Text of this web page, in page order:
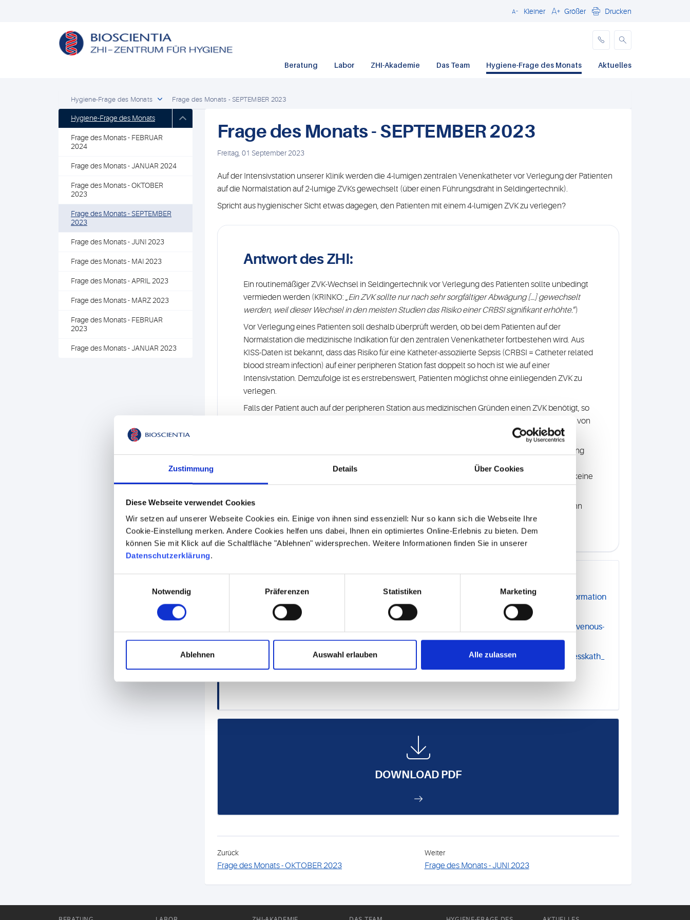
Zustimmung Details Über Cookies
Diese Webseite verwendet Cookies
Wir setzen auf unserer Webseite Cookies ein. Einige von ihnen sind essenziell: Nur so kann sich die Webseite Ihre
Cookie-Einstellung merken. Andere Cookies helfen uns dabei, Ihnen ein optimiertes Online-Erlebnis zu bieten. Dem
können Sie mit Klick auf die Schaltfläche "Ablehnen" widersprechen. Weitere Informationen finden Sie in unserer
Datenschutzerklärung.
Notwendig
Präferenzen Statistiken Marketing
Ablehnen Auswahl erlauben Alle zulassen
Schließen
Kleiner Größer Drucken
Beratung Labor ZHI-Akademie Das Team Hygiene-Frage des Monats Aktuelles
Hygiene-Frage des Monats Frage des Monats - SEPTEMBER 2023
Hygiene-Frage des Monats
Frage des Monats - FEBRUAR
2024
Frage des Monats - JANUAR 2024
Frage des Monats - OKTOBER
2023
Frage des Monats - SEPTEMBER
2023
Frage des Monats - JUNI 2023
Frage des Monats - MAI 2023
Frage des Monats - APRIL 2023
Frage des Monats - MÄRZ 2023
Frage des Monats - FEBRUAR
2023
Frage des Monats - JANUAR 2023
Frage des Monats - SEPTEMBER 2023
Freitag, 01 September 2023
Auf der Intensivstation unserer Klinik werden die 4-lumigen zentralen Venenkatheter vor Verlegung der Patienten
auf die Normalstation auf 2-lumige ZVKs gewechselt (über einen Führungsdraht in Seldingertechnik).
Spricht aus hygienischer Sicht etwas dagegen, den Patienten mit einem 4-lumigen ZVK zu verlegen?
Antwort des ZHI:
Ein routinemäßiger ZVK-Wechsel in Seldingertechnik vor Verlegung des Patienten sollte unbedingt
vermieden werden (KRINKO: „Ein ZVK sollte nur nach sehr sorgfältiger Abwägung […] gewechselt
werden, weil dieser Wechsel in den meisten Studien das Risiko einer CRBSI signifikant erhöhte.“)
Vor Verlegung eines Patienten soll deshalb überprüft werden, ob bei dem Patienten auf der
Normalstation die medizinische Indikation für den zentralen Venenkatheter fortbestehen wird. Aus
KISS-Daten ist bekannt, dass das Risiko für eine Katheter-assoziierte Sepsis (CRBSI = Catheter related
blood stream infection) auf einer peripheren Station fast doppelt so hoch ist wie auf einer
Intensivstation. Demzufolge ist es erstrebenswert, Patienten möglichst ohne einliegenden ZVK zu
verlegen.
Falls der Patient auch auf der peripheren Station aus medizinischen Gründen einen ZVK benötigt, so
soll der im Rahmen der Intensivtherapie eingebrachte ZVK in situ belassen werden, unabhängig von
Die sogenannten „ruhenden“ Lumina eines ZVK können auf der Normalstation mit Kochsalzlösung
geblockt werden. Heparin ist dafür nicht erforderlich, obwohl es früher häufig für diesen Zweck
genutzt wurde. Für den generellen Einsatz antimikrobieller Blocklösungen gibt es laut KRINKO keine
Wenn auf einer Normalstation häufig Patienten mit ZVKs behandelt werden (z.B. Onkologie), kann
zur Vermeidung von CRBSI eine spezifische Fortbildung angeboten werden.
https://www.rki.de/DE/Content/Infekt/Krankenhaushygiene/Kommission/Ergaenzende_Information
en/Muster_Gefaesskath_Rili_2017.pdf?__blob=publicationFile
https://www.cochrane.org/CD008462/PVD_does-heparin-locking-prevent-blocking-central-venous-
catheters-adults-when-compared-locking-normal
https://www.rki.de/DE/Content/Infekt/Krankenhaushygiene/Kommission/Downloads/Gefaesskath_
Inf_Teil1.pdf?__blob=publicationFile
DOWNLOAD PDF
Zurück
Frage des Monats - OKTOBER 2023
Weiter
Frage des Monats - JUNI 2023